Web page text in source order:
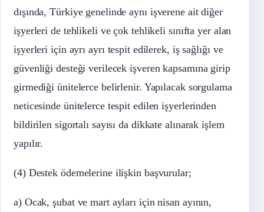
dışında, Türkiye genelinde aynı işverene ait diğer
işyerleri de tehlikeli ve çok tehlikeli sınıfta yer alan
işyerleri için ayrı ayrı tespit edilerek, iş sağlığı ve
güvenliği desteği verilecek işveren kapsamına girip
girmediği ünitelerce belirlenir. Yapılacak sorgulama
neticesinde ünitelerce tespit edilen işyerlerinden
bildirilen sigortalı sayısı da dikkate alınarak işlem
yapılır.
(4) Destek ödemelerine ilişkin başvurular;
a) Ocak, şubat ve mart ayları için nisan ayının,